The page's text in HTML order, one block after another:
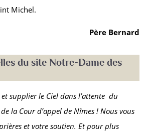
Michel.
Père Bernard
du site Notre-Dame des
supplier le Ciel dans l’attente du
la Cour d’appel de Nîmes ! Nous vous
et votre soutien. Et pour plus